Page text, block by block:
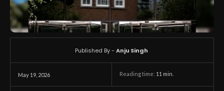
May 19, 2026 Reading time: 11 min.
Published By - Anju Singh